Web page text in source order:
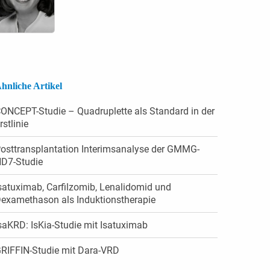
Artikel
Studie – Quadruplette als Standard in der
Interimsanalyse der GMMG-
Studie
Carfilzomib, Lenalidomid und
als Induktionstherapie
IsKia-Studie mit Isatuximab
Studie mit Dara-VRD